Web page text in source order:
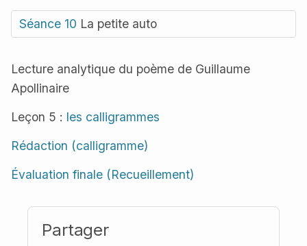
Séance 10 La petite auto
Lecture analytique du poème de Guillaume
Apollinaire
Leçon 5 : les calligrammes
Rédaction (calligramme)
Évaluation finale (Recueillement)
Partager